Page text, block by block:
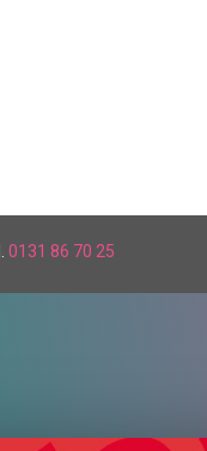
0131 86 70 25